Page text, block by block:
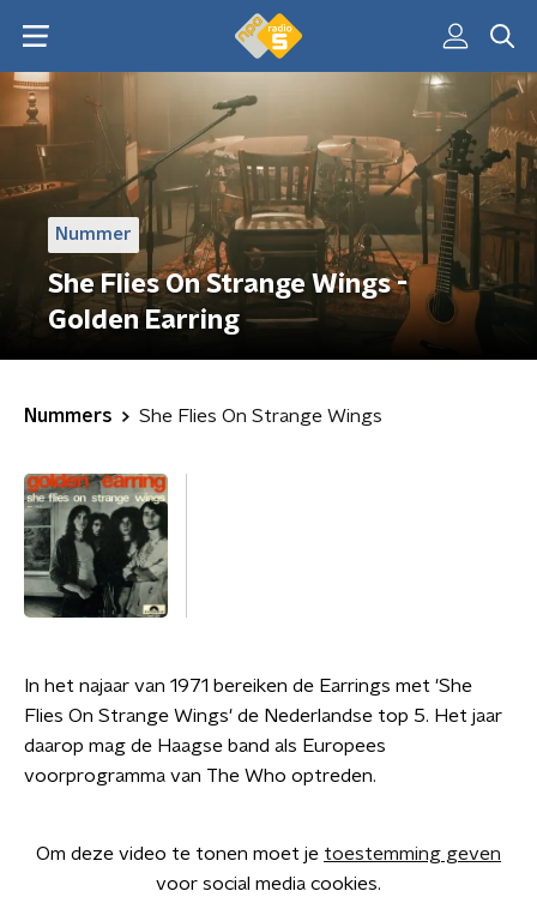
Nummer
She Flies On Strange Wings -
Golden Earring
Nummers She Flies On Strange Wings
In het najaar van 1971 bereiken de Earrings met 'She
Flies On Strange Wings' de Nederlandse top 5. Het jaar
daarop mag de Haagse band als Europees
voorprogramma van The Who optreden.
Om deze video te tonen moet je toestemming geven
voor social media cookies.